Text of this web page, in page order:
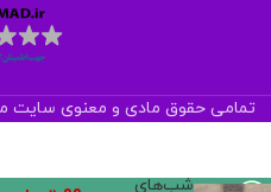
تمامی حقوق مادی و معنوی سایت
شب‌های